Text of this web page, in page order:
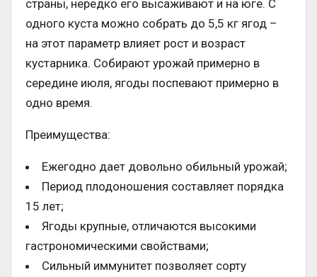
страны, нередко его высаживают и на юге. С
одного куста можно собрать до 5,5 кг ягод –
на этот параметр влияет рост и возраст
кустарника. Собирают урожай примерно в
середине июля, ягоды поспевают примерно в
одно время.
Преимущества:
Ежегодно дает довольно обильный урожай;
Период плодоношения составляет порядка
15 лет;
Ягоды крупные, отличаются высокими
гастрономическими свойствами;
Сильный иммунитет позволяет сорту